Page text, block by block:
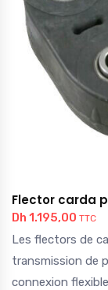
Flector carda
Dh 1.195,00 TTC
Les flectors de
transmission de
connexion flexible